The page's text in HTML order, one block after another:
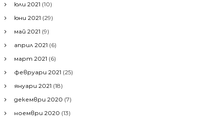
юли 2021 (10)
юни 2021 (29)
май 2021 (9)
април 2021 (6)
март 2021 (6)
февруари 2021 (25)
януари 2021 (18)
декември 2020 (7)
ноември 2020 (13)